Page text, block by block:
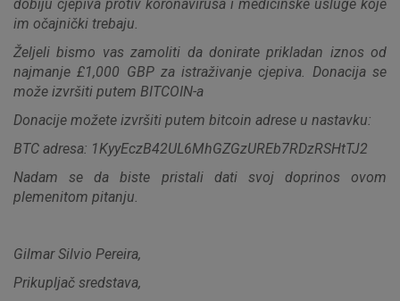
dobiju cjepiva protiv koronavirusa i medicinske usluge koje
im očajnički trebaju.
Željeli bismo vas zamoliti da donirate prikladan iznos od
najmanje £1,000 GBP za istraživanje cjepiva. Donacija se
može izvršiti putem BITCOIN-a
Donacije možete izvršiti putem bitcoin adrese u nastavku:
BTC adresa: 1KyyEczB42UL6MhGZGzUREb7RDzRSHtTJ2
Nadam se da biste pristali dati svoj doprinos ovom
plemenitom pitanju.
Gilmar Silvio Pereira,
Prikupljač sredstava,
možete postaviti da blokira te kolačiće ili pošalje upozorenje
o njima, ali u tom slučaju neki dijelovi stranice neće raditi. Ti
identificirati.
Detaljnije informacije o kolačićima